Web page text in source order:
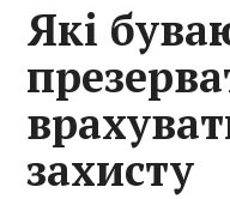
Які
захисту